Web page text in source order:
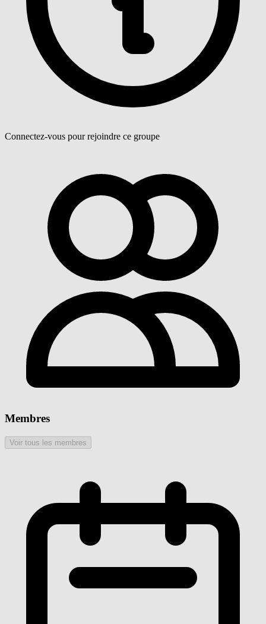
Connectez-vous pour rejoindre ce groupe
Membres
Voir tous les membres